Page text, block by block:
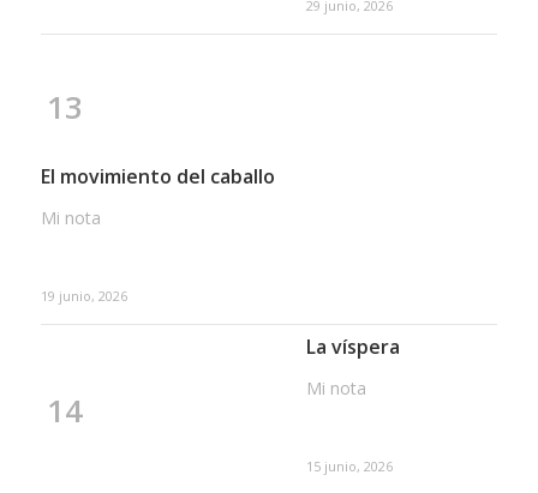
29 junio, 2026
13
El movimiento del caballo
Mi nota
19 junio, 2026
14
La víspera
Mi nota
15 junio, 2026